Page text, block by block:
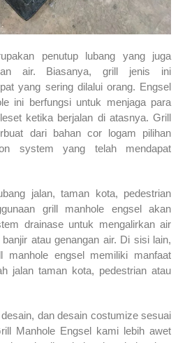
penutup lubang yang juga
air. Biasanya, grill jenis ini
yang sering dilalui orang. Engsel
ini berfungsi untuk menjaga para
ketika berjalan di atasnya. Grill
dari bahan cor logam pilihan
system yang telah mendapat
jalan, taman kota, pedestrian
grill manhole engsel akan
drainase untuk mengalirkan air
atau genangan air. Di sisi lain,
manhole engsel memiliki manfaat
jalan taman kota, pedestrian atau
dan desain costumize sesuai
Manhole Engsel kami lebih awet